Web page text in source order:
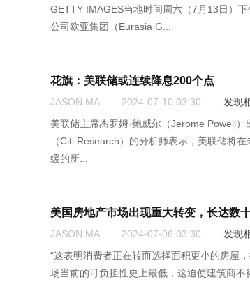
GETTY IMAGES当地时间周六（7月13日）
公司欧亚集团（Eurasia G...
花旗：美联储或连续降息200个点
JASON MA 2024-07-10 03:30
发现
美联储主席杰罗姆·鲍威尔（Jerome Powell
（Citi Research）的分析师表示，美联储将
缓的新...
美国房地产市场出现重大转变，长达数
JASON MA 2024-07-06 03:30
发现
“这表明消费者正在转而选择面积更小的房屋
场当前的可负担性史上最低，这迫使建筑商